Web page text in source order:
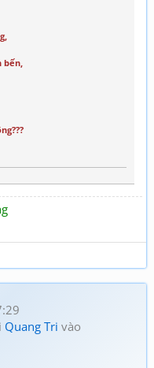
bến,
Quang Tri vào